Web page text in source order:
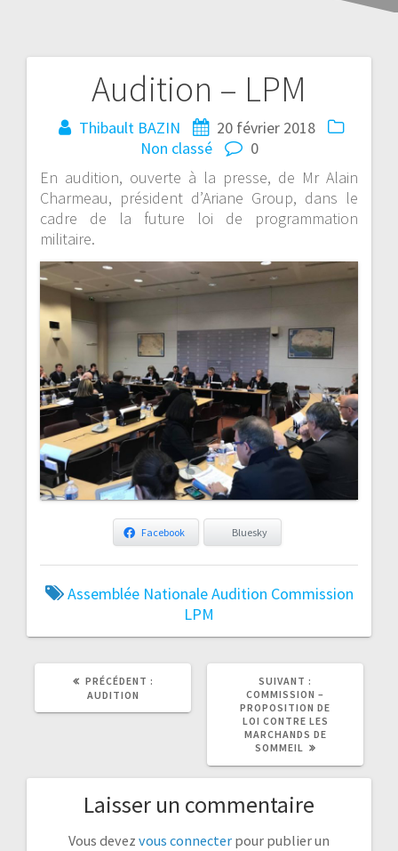
Audition – LPM
Thibault BAZIN
20 février 2018
Non classé
0
En audition, ouverte à la presse, de Mr Alain
Charmeau, président d’Ariane Group, dans le
cadre de la future loi de programmation
militaire.
Facebook Bluesky
Assemblée NationaleAudition Commission
LPM
PRÉCÉDENT :
ARTICLE
PRÉCÉDENT
AUDITION
SUIVANT :
ARTICLE
COMMISSION –
PROPOSITION DE
LOI CONTRE LES
MARCHANDS DE
SOMMEIL
Laisser un commentaire
Vous devez vous connecter pour publier un